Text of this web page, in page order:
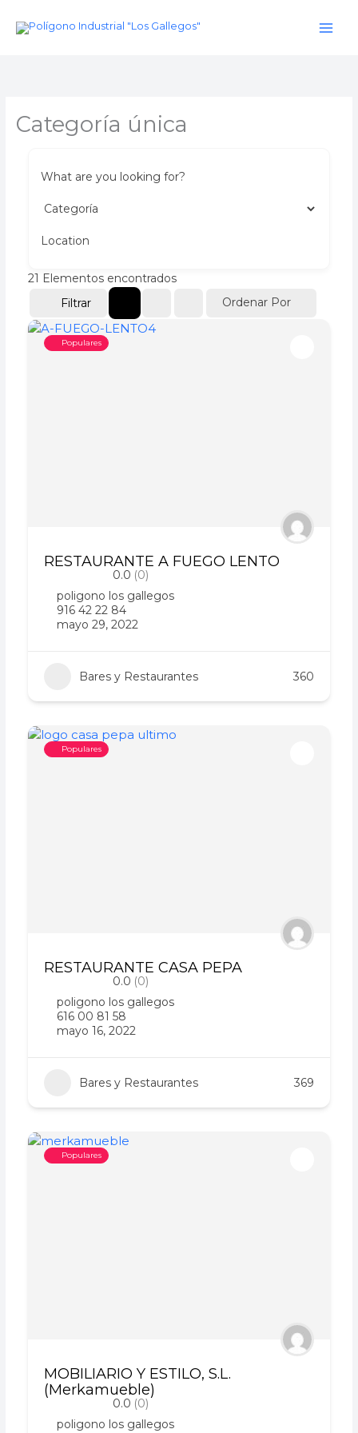
Categoría única
What are you looking for?
Location
21 Elementos encontrados
Filtrar
Ordenar Por
Populares
RESTAURANTE A FUEGO LENTO
0.0 (0)
poligono los gallegos
916 42 22 84
mayo 29, 2022
Bares y Restaurantes 360
Populares
RESTAURANTE CASA PEPA
0.0 (0)
poligono los gallegos
616 00 81 58
mayo 16, 2022
Bares y Restaurantes 369
Populares
MOBILIARIO Y ESTILO, S.L.
(Merkamueble)
0.0 (0)
poligono los gallegos